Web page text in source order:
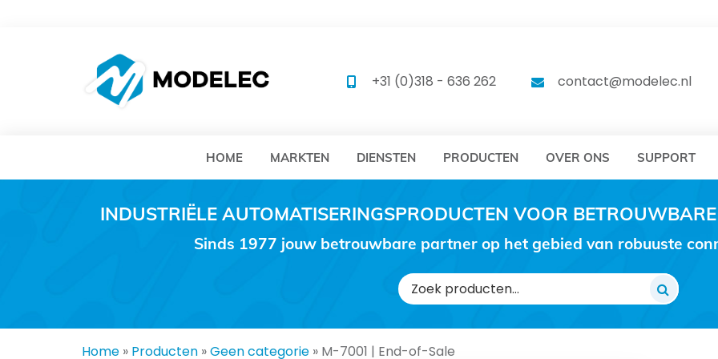
MODELEC MODELEC
+31 (0)318 - 636 262 contact@modelec.nl
HOME MARKTEN DIENSTEN PRODUCTEN OVER ONS SUPPORT
INDUSTRIËLE AUTOMATISERINGSPRODUCTEN VOOR
Sinds 1977 jouw betrouwbare partner op het gebied van robuuste
Zoeken
naar:
Home » Producten »Geen categorie » M-7001 | End-of-Sale